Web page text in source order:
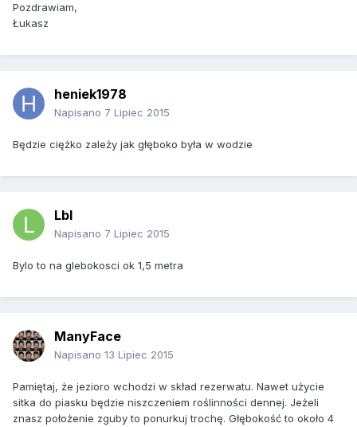
Pozdrawiam,
Łukasz
heniek1978
Napisano 7 Lipiec 2015
Będzie ciężko zależy jak głęboko była w wodzie
Lbl
Napisano 7 Lipiec 2015
Bylo to na glebokosci ok 1,5 metra
ManyFace
Napisano 13 Lipiec 2015
Pamiętaj, że jezioro wchodzi w skład rezerwatu. Nawet użycie
sitka do piasku będzie niszczeniem roślinności dennej. Jeżeli
znasz położenie zguby to ponurkuj trochę. Głębokość to około 4